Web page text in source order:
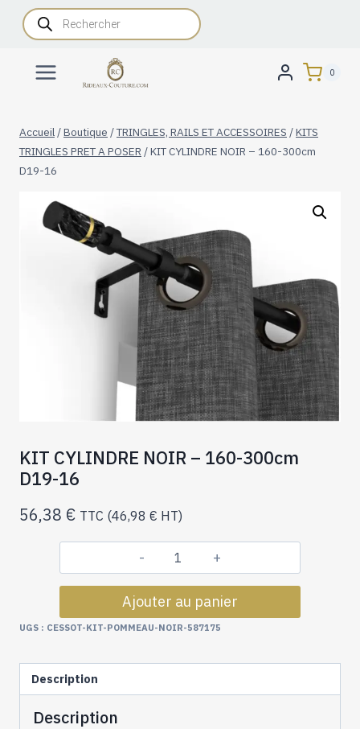
AllerRecherche
de
produits
0
Accueil /Boutique /TRINGLES, RAILS ET ACCESSOIRES /KITS
TRINGLES PRET A POSER /KIT CYLINDRE NOIR – 160-300cm
D19-16
KIT CYLINDRE NOIR – 160-300cm
D19-16
56,38 € TTC (46,98 € HT)
quantité
de
KIT
CYLINDRE
-
Ajouter au panier
UGS : CESSOT-KIT-POMMEAU-NOIR-587175
Description
Description